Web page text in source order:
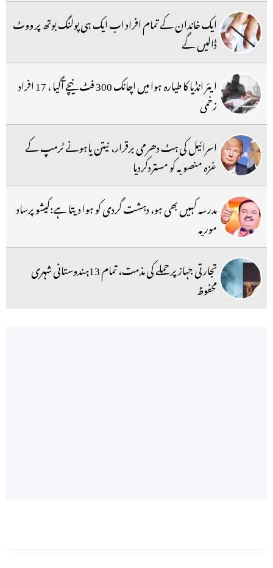
ایک خاندان کے تمام افراد اب ایک ہی پولنگ بوتھ پر ووٹ
ڈالیں گے
ایئر انڈیا کا طیارہ ہوا میں اچانک 300 فٹ نیچے آگیا ، 17 افراد
زخمی
اسرائیل کی ہٹ دھرمی برقرار، نیتن یاہونے ٹرمپ کے
غزہ منصوبہ کو مستردکردیا
مدرسہ کہیں بھی ہو، دہشت گردی کو ہوا دیتا ہے:کیشو پرساد
موریہ
تجارتی جہاز پر حملے کی مذمت، تمام 13ہندوستانی شہری
محفوظ